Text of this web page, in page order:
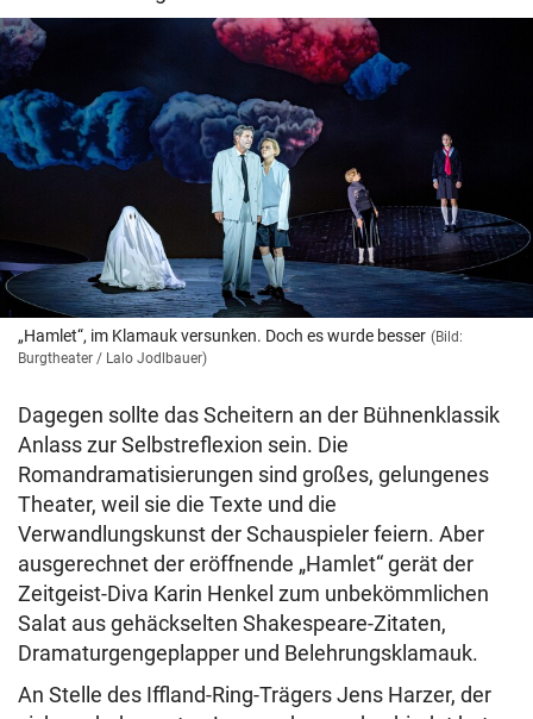
„Hamlet“, im Klamauk versunken. Doch es wurde besser (Bild:
Burgtheater / Lalo Jodlbauer)
Dagegen sollte das Scheitern an der Bühnenklassik
Anlass zur Selbstreflexion sein. Die
Romandramatisierungen sind großes, gelungenes
Theater, weil sie die Texte und die
Verwandlungskunst der Schauspieler feiern. Aber
ausgerechnet der eröffnende „Hamlet“ gerät der
Zeitgeist-Diva Karin Henkel zum unbekömmlichen
Salat aus gehäckselten Shakespeare-Zitaten,
Dramaturgengeplapper und Belehrungsklamauk.
An Stelle des Iffland-Ring-Trägers Jens Harzer, der